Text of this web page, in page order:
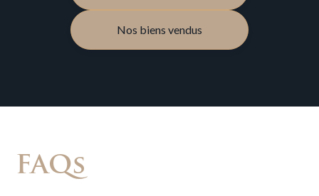
Nos biens vendus
FAQs